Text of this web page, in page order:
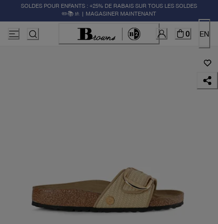
SOLDES POUR ENFANTS : +25% DE RABAIS SUR TOUS LES SOLDES
✏️📚🚸 | MAGASINER MAINTENANT
0 EN